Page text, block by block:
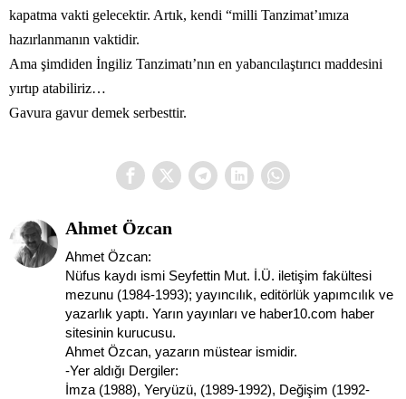
kapatma vakti gelecektir. Artık, kendi “milli Tanzimat’ımıza
hazırlanmanın vaktidir.
Ama şimdiden İngiliz Tanzimatı’nın en yabancılaştırıcı maddesini
yırtıp atabiliriz…
Gavura gavur demek serbesttir.
Ahmet Özcan
Ahmet Özcan:
Nüfus kaydı ismi Seyfettin Mut. İ.Ü. iletişim fakültesi
mezunu (1984-1993); yayıncılık, editörlük yapımcılık ve
yazarlık yaptı. Yarın yayınları ve haber10.com haber
sitesinin kurucusu.
Ahmet Özcan, yazarın müstear ismidir.
-Yer aldığı Dergiler:
İmza (1988), Yeryüzü, (1989-1992), Değişim (1992-